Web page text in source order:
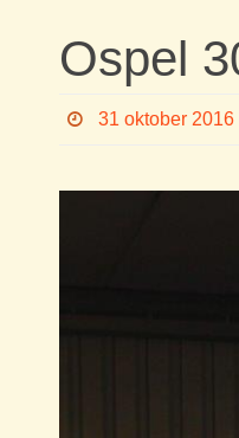
Ospel
31 oktober 2016